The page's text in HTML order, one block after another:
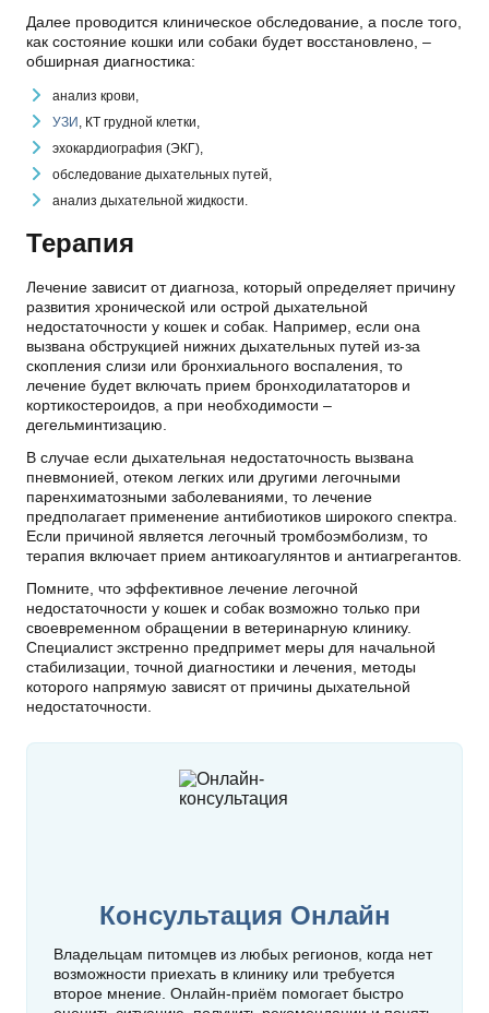
Далее проводится клиническое обследование, а после того,
как состояние кошки или собаки будет восстановлено, –
обширная диагностика:
анализ крови,
УЗИ , КТ грудной клетки,
эхокардиография (ЭКГ),
обследование дыхательных путей,
анализ дыхательной жидкости.
Терапия
Лечение зависит от диагноза, который определяет причину
развития хронической или острой дыхательной
недостаточности у кошек и собак. Например, если она
вызвана обструкцией нижних дыхательных путей из-за
скопления слизи или бронхиального воспаления, то
лечение будет включать прием бронходилататоров и
кортикостероидов, а при необходимости –
дегельминтизацию.
В случае если дыхательная недостаточность вызвана
пневмонией, отеком легких или другими легочными
паренхиматозными заболеваниями, то лечение
предполагает применение антибиотиков широкого спектра.
Если причиной является легочный тромбоэмболизм, то
терапия включает прием антикоагулянтов и антиагрегантов.
Помните, что эффективное лечение легочной
недостаточности у кошек и собак возможно только при
своевременном обращении в ветеринарную клинику.
Специалист экстренно предпримет меры для начальной
стабилизации, точной диагностики и лечения, методы
которого напрямую зависят от причины дыхательной
недостаточности.
Консультация Онлайн
Владельцам питомцев из любых регионов, когда нет
возможности приехать в клинику или требуется
второе мнение. Онлайн‑приём помогает быстро